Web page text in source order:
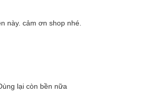
này. cảm ơn shop nhé.
lại còn bền nữa